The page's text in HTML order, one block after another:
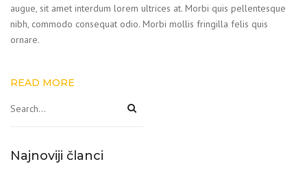
augue, sit amet interdum lorem ultrices at. Morbi quis pellentesque
nibh, commodo consequat odio. Morbi mollis fringilla felis quis
ornare.
READ MORE
Najnoviji članci